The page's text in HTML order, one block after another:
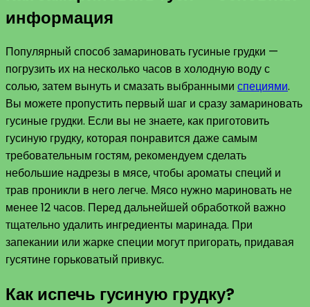
информация
Популярный способ замариновать гусиные грудки —
погрузить их на несколько часов в холодную воду с
солью, затем вынуть и смазать выбранными специями.
Вы можете пропустить первый шаг и сразу замариновать
гусиные грудки. Если вы не знаете, как приготовить
гусиную грудку, которая понравится даже самым
требовательным гостям, рекомендуем сделать
небольшие надрезы в мясе, чтобы ароматы специй и
трав проникли в него легче. Мясо нужно мариновать не
менее 12 часов. Перед дальнейшей обработкой важно
тщательно удалить ингредиенты маринада. При
запекании или жарке специи могут пригорать, придавая
гусятине горьковатый привкус.
Как испечь гусиную грудку?